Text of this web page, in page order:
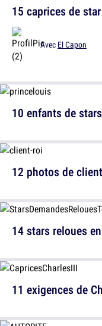
15 caprices de
Avec El Capon
12 photos de
11 exigences de
10 enfants de
14 stars reloues